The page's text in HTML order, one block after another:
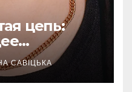
цепь:
выбору
САВІЦЬКА